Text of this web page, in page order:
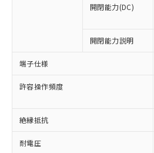
開閉能力(DC)
開閉能力説明
端子仕様
許容操作頻度
絶縁抵抗
耐電圧
本サービスは、当社
商品の当社在庫状況
(税抜)を提供させて
当社制御機器事業取
本サービスの対象外
ことをご了承くださ
在庫状況および標準
記載している更新日
タに基づき作成され
準価格とは異なる場
調査・確認中：EU RoHS
非含有の対応状況を調査
非該当品：ライセンス料
害物質有無と関係のない商
仕入先様の事情により、非
いたものが、含有品と判
むを得ず変更することがあ
*EU RoHS指令（10物質）：
鉛(Pb) 1000ppm以下、 水銀(Hg)
六価クロム(Cr(Ⅵ)) 1000ppm以下
「○」：最大均質材料含
基準値以下であることを示
「×」：最大均質材料含有
基準値を超えていることを
「－」：未確認です。当社
当社は、これら貴社
為替および外国貿易
（以下｢規制貨物等
または国外への提供
国政府の輸出許可(
可)を取得するなど